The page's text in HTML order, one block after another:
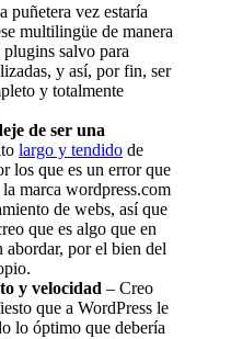
puñetera vez estaría
multilingüe de manera
salvo para
y así, por fin, ser
y totalmente
de ser una
largo y tendido de
los que es un error que
marca wordpress.com
de webs, así que
que es algo que en
abordar, por el bien del
y velocidad – Creo
que a WordPress le
lo óptimo que debería